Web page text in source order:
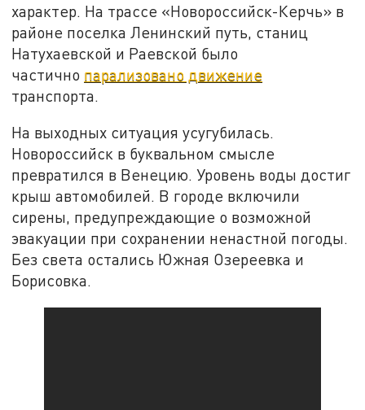
характер. На трассе «Новороссийск-Керчь» в
районе поселка Ленинский путь, станиц
Натухаевской и Раевской было
частично парализовано движение
транспорта.
На выходных ситуация усугубилась.
Новороссийск в буквальном смысле
превратился в Венецию. Уровень воды достиг
крыш автомобилей. В городе включили
сирены, предупреждающие о возможной
эвакуации при сохранении ненастной погоды.
Без света остались Южная Озереевка и
Борисовка.